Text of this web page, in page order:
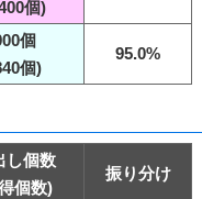
個)
個
個)
95.0%
し個数
個数)
振り分け